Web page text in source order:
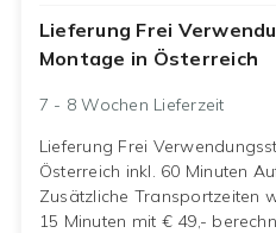
Lieferung Frei
Montage in Österreich
7 - 8 Wochen Lieferzeit
Lieferung Frei
Österreich inkl. 60 Minuten
Zusätzliche Transportzeiten
15 Minuten mit € 49,-